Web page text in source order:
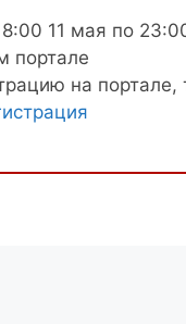
11 мая по
портале
на портале,